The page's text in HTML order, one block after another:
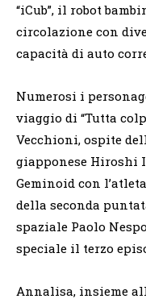
“iCub”, il robot
circolazione con
capacità di auto
Numerosi i
viaggio di “Tutta
Vecchioni, ospite
giapponese Hiroshi
Geminoid con
della seconda
spaziale Paolo
speciale il terzo
Annalisa, insieme